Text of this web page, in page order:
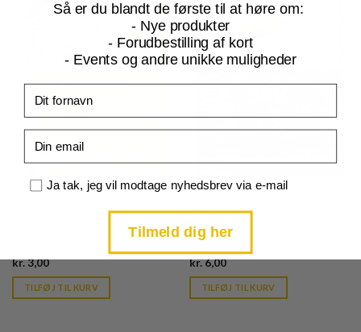
kr.3,00Current
is:
kr. 39,95.
TILFØJ TIL KURV
Flittle - 101/198 - Reverse
kr.6,00Current
is:
kr. 39,95.
TILFØJ TIL KURV
Så er du blandt de første til at høre om:
- Nye produkter
- Forudbestilling af kort
- Events og andre unikke muligheder
Samtykke
Ja tak, jeg vil modtage nyhedsbrev via e-mail
Tilmeld dig her